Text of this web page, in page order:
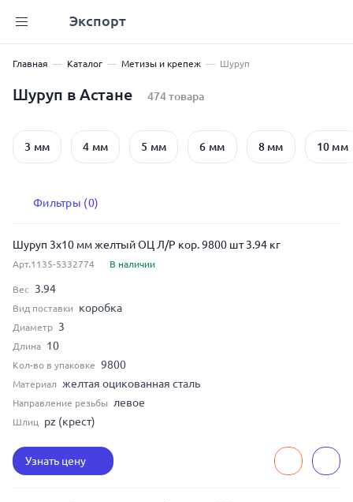
Экспорт
Главная Каталог Метизы и крепеж Шуруп
Шуруп в Астане 474 товара
3 мм 4 мм 5 мм 6 мм 8 мм 10 мм
Фильтры (0)
Шуруп 3x10 мм желтый ОЦ Л/Р кор. 9800 шт 3.94 кг
Арт.1135-5332774 В наличии
Вес 3.94
Вид поставки коробка
Диаметр 3
Длина 10
Кол-во в упаковке 9800
Материал желтая оцикованная сталь
Направление резьбы левое
Шлиц pz (крест)
Узнать цену